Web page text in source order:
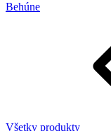
Behúne
Všetky produkty